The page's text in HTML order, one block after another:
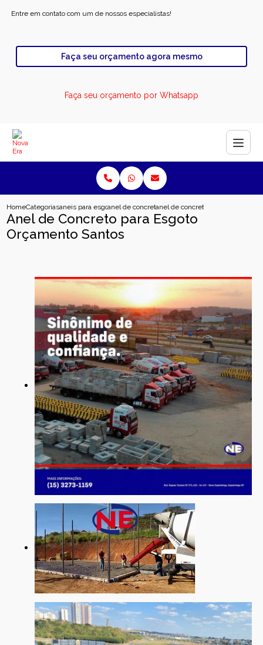
Entre em contato com um de nossos especialistas!
Faça seu orçamento agora mesmo
Faça seu orçamento por Whatsapp
HomeCategoriasaneis para esgotoanel de concreto para rodoviaanel de concreto para esgoto
Anel de Concreto para Esgoto
Orçamento Santos